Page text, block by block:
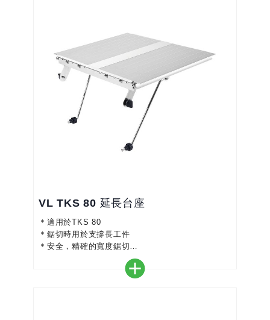
VL TKS 80 延長台座
＊適用於TKS 80
＊鋸切時用於支撐長工件
＊安全，精確的寬度鋸切